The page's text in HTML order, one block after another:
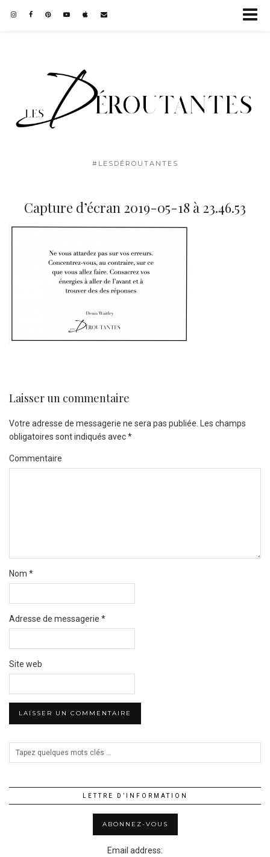
#LESDÉROUTANTES
Capture d’écran 2019-05-18 à 23.46.53
Laisser un commentaire
Votre adresse de messagerie ne sera pas publiée.
Les champs
obligatoires sont indiqués avec*
Commentaire
Nom *
Adresse de messagerie *
Site web
LETTRE D’INFORMATION
Email address: